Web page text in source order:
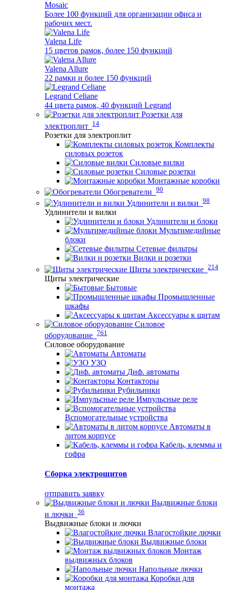
Mosaic
Более 100 функций для организации офиса и
рабочих мест.
Valena Life
15 цветов рамок, более 150 функций
Valena Allure
22 рамки и более 150 функций
Legrand Celiane
44 цвета рамок, 40 функций Legrand
Розетки для
электроплит 14
Розетки для электроплит
Комплекты
силовых розеток
Силовые вилки
Силовые розетки
Монтажные коробки
Обогреватели 90
Удлинители и вилки 98
Удлинители и вилки
Удлинители и блоки
Мультимедийные
блоки
Сетевые фильтры
Вилки и розетки
Щиты электрические 214
Щиты электрические
Бытовые
Промышленные
шкафы
Аксессуары к щитам
Силовое
оборудование 761
Силовое оборудование
Автоматы
УЗО
Диф. автоматы
Контакторы
Рубильники
Импульсные реле
Вспомогательные устройства
Автоматы в
литом корпусе
Кабель, клеммы и
гофра
Сборка электрощитов
отправить заявку
Выдвижные блоки
и лючки 36
Выдвижные блоки и лючки
Влагостойкие лючки
Выдвижные блоки
Монтаж
выдвижных блоков
Напольные лючки
Коробки для
монтажа